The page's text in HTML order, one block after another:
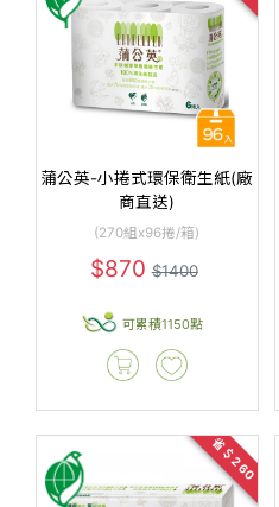
蒲公英-小捲式環保衛生紙(廠
商直送)
(270組x96捲/箱)
$870$1400
可累積1150點
省＄260